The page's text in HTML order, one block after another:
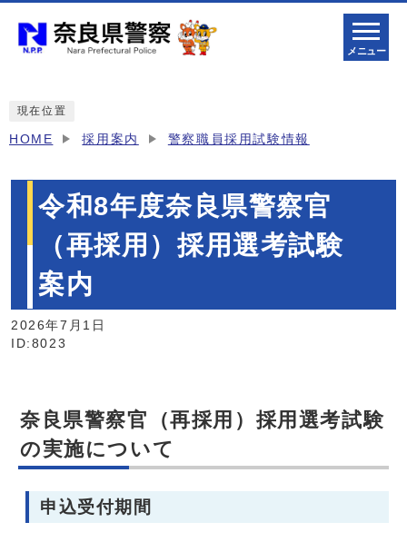
メニュー
現在位置
HOME 採用案内 警察職員採用試験情報
令和8年度奈良県警察官
（再採用）採用選考試験
案内
2026年7月1日
ID:8023
奈良県警察官（再採用）採用選考試験
の実施について
申込受付期間